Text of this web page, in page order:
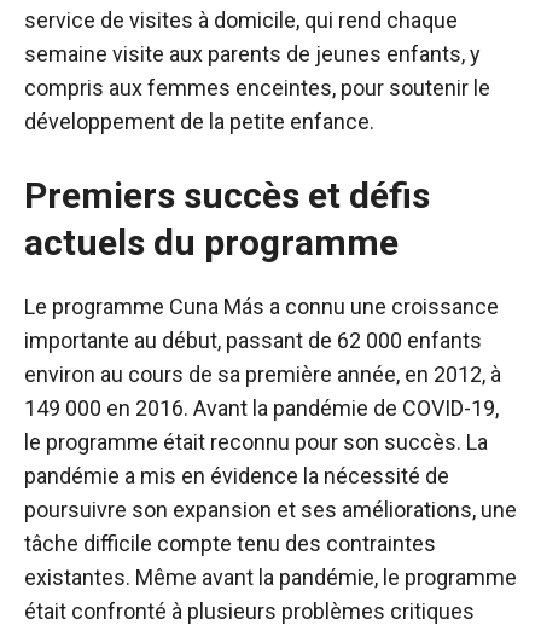
service de visites à domicile, qui rend chaque
semaine visite aux parents de jeunes enfants, y
compris aux femmes enceintes, pour soutenir le
développement de la petite enfance.
Premiers succès et défis
actuels du programme
Le programme Cuna Más a connu une croissance
importante au début, passant de 62 000 enfants
environ au cours de sa première année, en 2012, à
149 000 en 2016. Avant la pandémie de COVID-19,
le programme était reconnu pour son succès. La
pandémie a mis en évidence la nécessité de
poursuivre son expansion et ses améliorations, une
tâche difficile compte tenu des contraintes
existantes. Même avant la pandémie, le programme
était confronté à plusieurs problèmes critiques